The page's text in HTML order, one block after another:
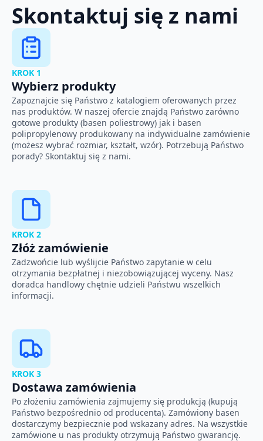
Skontaktuj się z nami
KROK 1
Wybierz produkty
Zapoznajcie się Państwo z katalogiem oferowanych przez
nas produktów. W naszej ofercie znajdą Państwo zarówno
gotowe produkty (basen poliestrowy) jak i basen
polipropylenowy produkowany na indywidualne zamówienie
(możesz wybrać rozmiar, kształt, wzór). Potrzebują Państwo
porady? Skontaktuj się z nami.
KROK 2
Złóż zamówienie
Zadzwońcie lub wyślijcie Państwo zapytanie w celu
otrzymania bezpłatnej i niezobowiązującej wyceny. Nasz
doradca handlowy chętnie udzieli Państwu wszelkich
informacji.
KROK 3
Dostawa zamówienia
Po złożeniu zamówienia zajmujemy się produkcją (kupują
Państwo bezpośrednio od producenta). Zamówiony basen
dostarczymy bezpiecznie pod wskazany adres. Na wszystkie
zamówione u nas produkty otrzymują Państwo gwarancję.